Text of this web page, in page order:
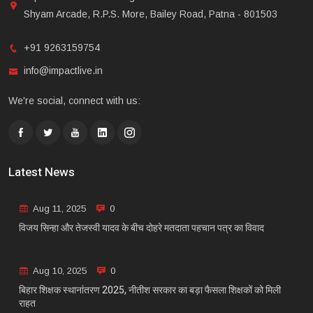
Shyam Arcade, R.P.S. More, Bailey Road, Patna - 801503
+91 9263159754
info@impactlive.in
We're social, connect with us:
Latest News
Aug 11, 2025 0
विजय सिन्हा और तेजस्वी यादव के बीच दोहरे मतदाता पहचान पत्र का विवाद
Aug 10, 2025 0
बिहार शिक्षक स्थानांतरण 2025, नीतीश सरकार का बड़ा फैसला शिक्षकों को मिली
राहत